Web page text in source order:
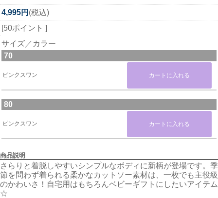
4,995円 (税込)
[50ポイント ]
サイズ／カラー
70
ピンクスワン
80
ピンクスワン
商品説明
さらりと着脱しやすいシンプルなボディに新柄が登場です。季
節を問わず着られる柔かなカットソー素材は、一枚でも主役級
のかわいさ！自宅用はもちろんベビーギフトにしたいアイテム
☆